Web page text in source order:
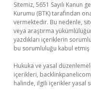
Sitemiz, 5651 Sayılı Kanun
Kurumu (BTK) tarafından
vermektedir. Bu nedenle,
veya araştırma
yazdıkları içeriklerin
bu sorumluluğu kabul etmiş
Hukuka ve yasal
içerikleri,
halinde, ilgili içerikler yasal